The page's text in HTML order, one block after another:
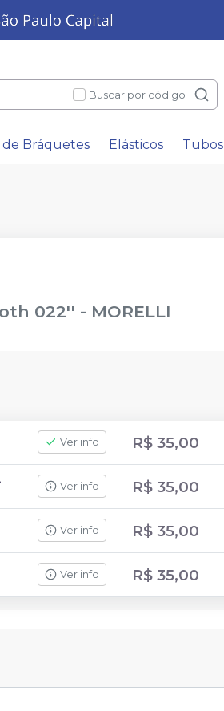
Buscar por código
de Bráquetes Elásticos Tubos
022'' - MORELLI
Ver info R$ 35,00
Ver info R$ 35,00
Ver info R$ 35,00
Ver info R$ 35,00